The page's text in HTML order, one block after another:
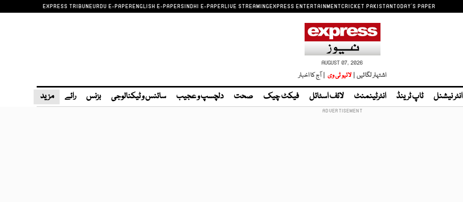
EXPRESS TRIBUNEURDU E-PAPERENGLISH E-PAPERSINDHI E-PAPERLIVE STREAMINGEXPRESS ENTERTAINMENTCRICKET PAKISTANTODAY'S PAPER
AUGUST 07, 2026
اشتہار لگائیں | لائیو ٹی وی | آج کا اخبار
انٹر نیشنل ٹاپ ٹرینڈ انٹرٹینمنٹ لائف اسٹائل فیکٹ چیک صحت دلچسپ و عجیب سائنس و ٹیکنالوجی بزنس رائے مزید